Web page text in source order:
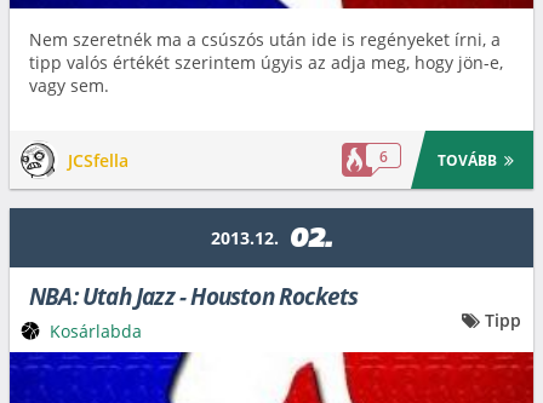
Nem szeretnék ma a csúszós után ide is regényeket írni, a
tipp valós értékét szerintem úgyis az adja meg, hogy jön-e,
vagy sem.
JCSfella 6 TOVÁBB
2013.12. 02.
NBA: Utah Jazz - Houston Rockets
Kosárlabda Tipp